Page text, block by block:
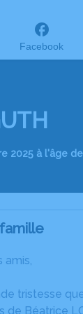
Facebook
2025 à l'âge
amis,
tristesse
de Béatrice